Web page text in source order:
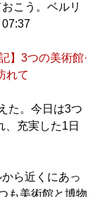
こう。ベルリ
】3つの美術館·
れて
た。今日は3つ
、充実した1日
ら近くにあっ
も美術館と博物